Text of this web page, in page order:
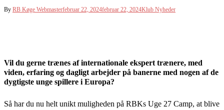
By RB Køge Webmasterfebruar 22, 2024februar 22, 2024Klub Nyheder
Vil du gerne trænes af internationale ekspert trænere, med
viden, erfaring og dagligt arbejder på banerne med nogen af de
dygtigste unge spillere i Europa?
Så har du nu helt unikt muligheden på RBKs Uge 27 Camp, at blive